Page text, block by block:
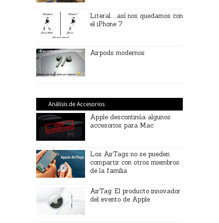
Literal…así nos quedamos con
el iPhone 7
Airpods modernos
Análisis de Accesorios
Apple descontinúa algunos
accesorios para Mac
Los AirTags no se pueden
compartir con otros miembros
de la familia
AirTag: El producto innovador
del evento de Apple